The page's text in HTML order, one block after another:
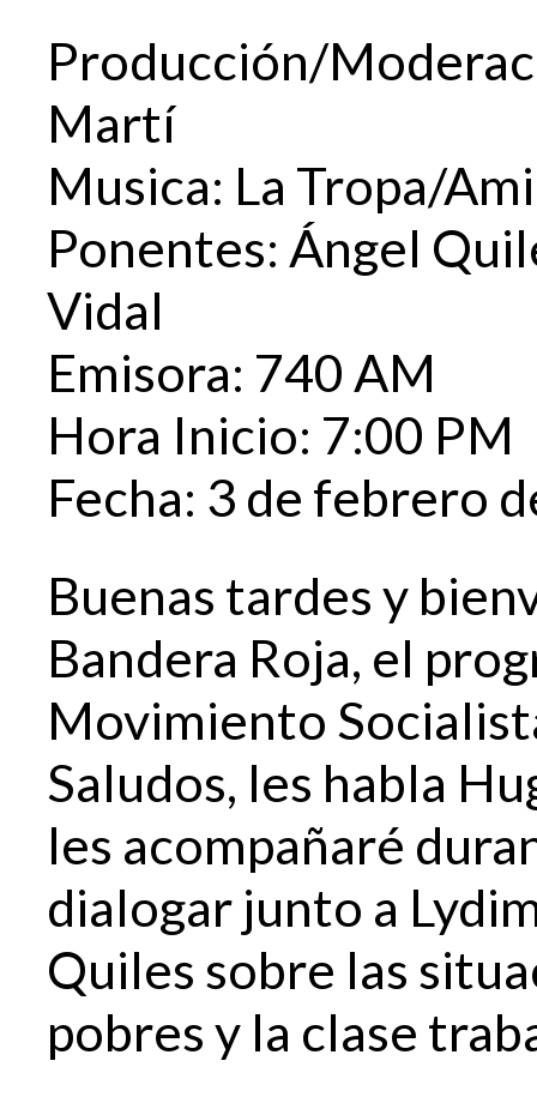
Producción/
Martí
Musica: La Tropa/
Ponentes: Ángel
Vidal
Emisora: 740 AM
Hora Inicio: 7:00 PM
Fecha: 3 de febrero
Buenas tardes y
Bandera Roja, el
Movimiento
Saludos, les habla
les acompañaré
dialogar junto a
Quiles sobre las
pobres y la clase